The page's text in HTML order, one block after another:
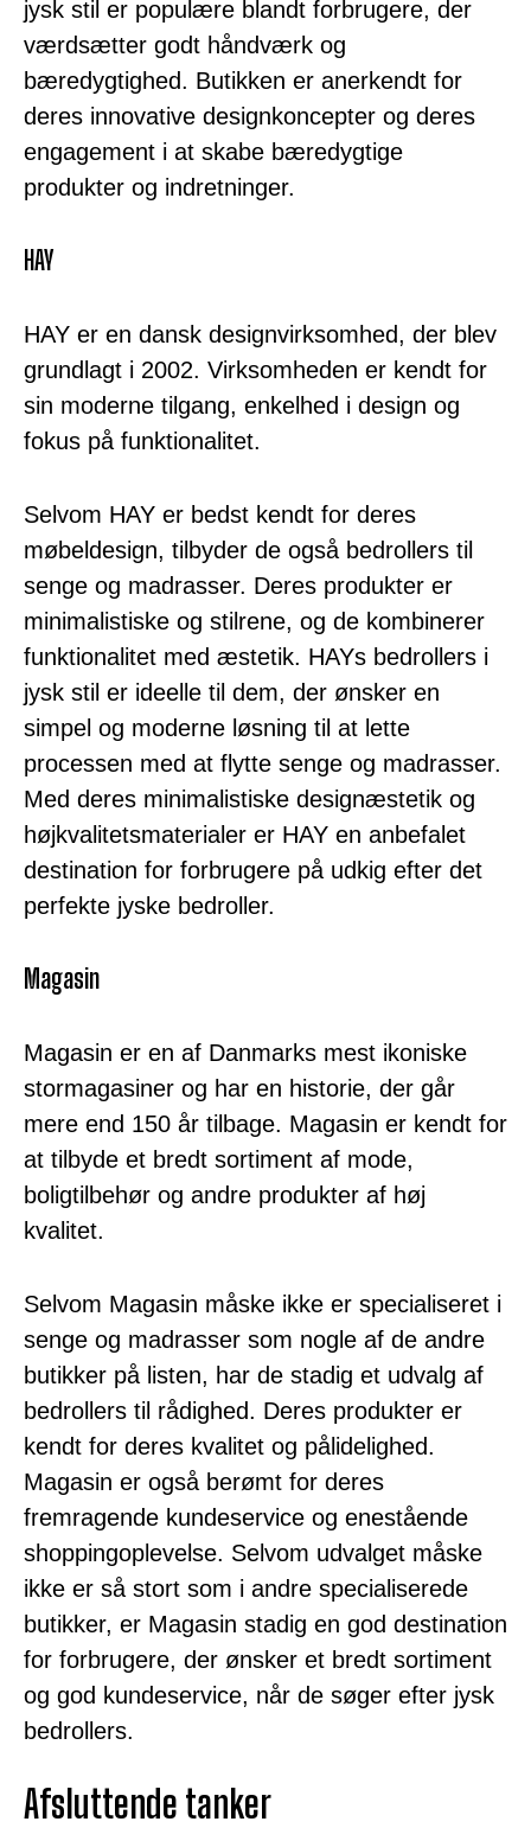
jysk stil er populære blandt forbrugere, der
værdsætter godt håndværk og
bæredygtighed. Butikken er anerkendt for
deres innovative designkoncepter og deres
engagement i at skabe bæredygtige
produkter og indretninger.
HAY
HAY er en dansk designvirksomhed, der blev
grundlagt i 2002. Virksomheden er kendt for
sin moderne tilgang, enkelhed i design og
fokus på funktionalitet.
Selvom HAY er bedst kendt for deres
møbeldesign, tilbyder de også bedrollers til
senge og madrasser. Deres produkter er
minimalistiske og stilrene, og de kombinerer
funktionalitet med æstetik. HAYs bedrollers i
jysk stil er ideelle til dem, der ønsker en
simpel og moderne løsning til at lette
processen med at flytte senge og madrasser.
Med deres minimalistiske designæstetik og
højkvalitetsmaterialer er HAY en anbefalet
destination for forbrugere på udkig efter det
perfekte jyske bedroller.
Magasin
Magasin er en af Danmarks mest ikoniske
stormagasiner og har en historie, der går
mere end 150 år tilbage. Magasin er kendt for
at tilbyde et bredt sortiment af mode,
boligtilbehør og andre produkter af høj
kvalitet.
Selvom Magasin måske ikke er specialiseret i
senge og madrasser som nogle af de andre
butikker på listen, har de stadig et udvalg af
bedrollers til rådighed. Deres produkter er
kendt for deres kvalitet og pålidelighed.
Magasin er også berømt for deres
fremragende kundeservice og enestående
shoppingoplevelse. Selvom udvalget måske
ikke er så stort som i andre specialiserede
butikker, er Magasin stadig en god destination
for forbrugere, der ønsker et bredt sortiment
og god kundeservice, når de søger efter jysk
bedrollers.
Afsluttende tanker